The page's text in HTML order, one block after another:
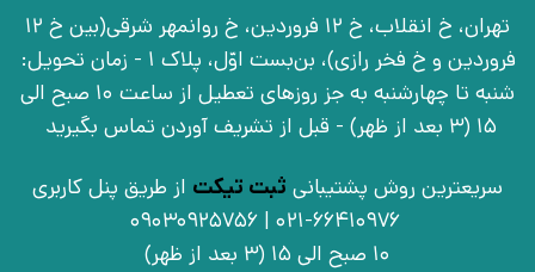
تهران، خ انقلاب، خ 12 فروردین، خ روانمهر شرقی(بین خ 12
فروردین و خ فخر رازی)، بن‌بست اوّل، پلاک 1 - زمان تحویل:
شنبه تا چهارشنبه به جز روزهای تعطیل از ساعت 10 صبح الی
15 (3 بعد از ظهر) - قبل از تشریف آوردن تماس بگیرید
سریعترین روش پشتیبانی ثبت تیکت از طریق پنل کاربری
021-66410976 | 09030925756
10 صبح الی 15 (3 بعد از ظهر)